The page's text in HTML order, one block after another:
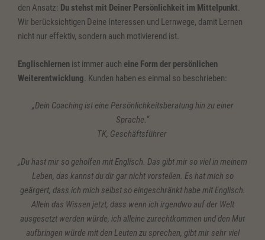
den Ansatz: Du stehst mit Deiner Persönlichkeit im Mittelpunkt.
Wir berücksichtigen Deine Interessen und Lernwege, damit Lernen
nicht nur effektiv, sondern auch motivierend ist.
Englischlernen ist immer auch eine Form der persönlichen
Weiterentwicklung. Kunden haben es einmal so beschrieben:
„Dein Coaching ist eine Persönlichkeitsberatung hin zu einer
Sprache.“
TK, Geschäftsführer
„Du hast mir so geholfen mit Englisch. Das gibt mir so viel in meinem
Leben, das kannst du dir gar nicht vorstellen. Es hat mich so
geärgert, dass ich mich selbst so eingeschränkt habe mit Englisch.
Allein das Wissen jetzt, dass wenn ich irgendwo auf der Welt
ausgesetzt werden würde, ich alleine zurechtkommen und den Mut
aufbringen würde mit den Leuten zu sprechen, gibt mir sehr viel